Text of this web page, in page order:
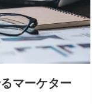
マーケター